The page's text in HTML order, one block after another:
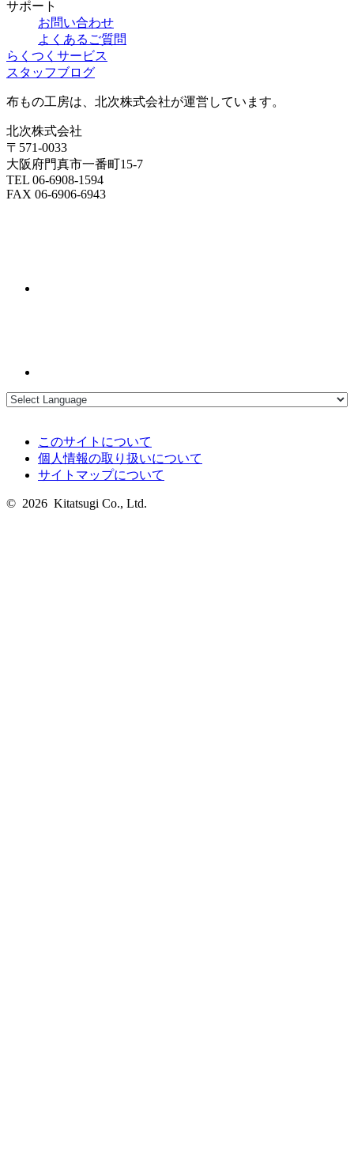
サポート
お問い合わせ
よくあるご質問
らくつくサービス
スタッフブログ
布もの工房は、北次株式会社が運営しています。
北次株式会社
〒571-0033
大阪府門真市一番町15-7
TEL 06-6908-1594
FAX 06-6906-6943
このサイトについて
個人情報の取り扱いについて
サイトマップについて
© 2026 Kitatsugi Co., Ltd.